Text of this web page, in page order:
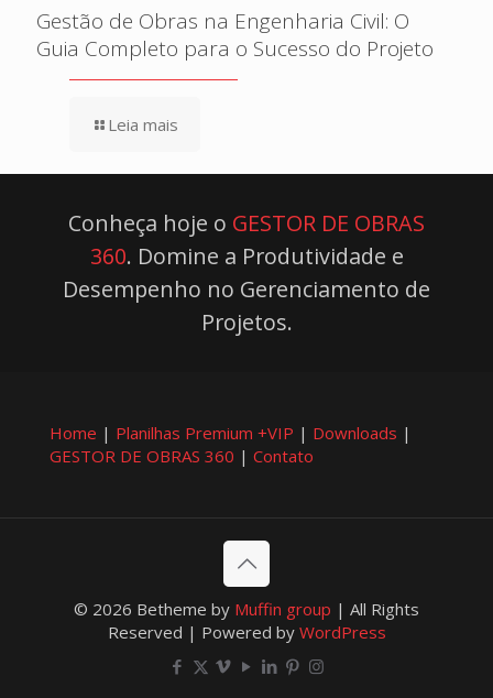
Gestão de Obras na Engenharia Civil: O
Guia Completo para o Sucesso do Projeto
Leia mais
Conheça hoje o GESTOR DE OBRAS
360. Domine a Produtividade e
Desempenho no Gerenciamento de
Projetos.
Home | Planilhas Premium +VIP | Downloads |
GESTOR DE OBRAS 360 | Contato
© 2026 Betheme by Muffin group | All Rights
Reserved | Powered by WordPress